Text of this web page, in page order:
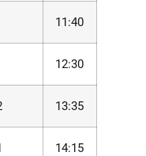
11:40
12:30
13:35
14:15